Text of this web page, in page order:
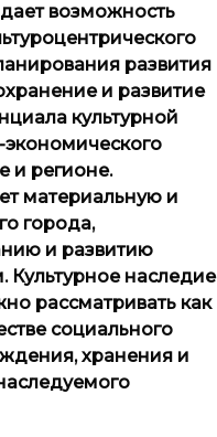
возможность
развития
и развитие
культурной
и регионе.
материальную и
города,
и развитию
Культурное наследие
рассматривать как
социального
хранения и